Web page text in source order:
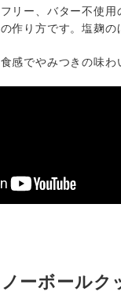
リー、バター不使用
作り方です。塩麹の
感でやみつきの味わ
ーボールク